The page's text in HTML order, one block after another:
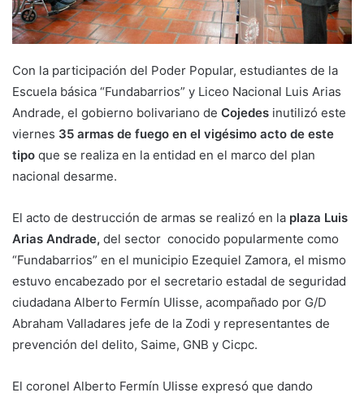
Con la participación del Poder Popular, estudiantes de la
Escuela básica “Fundabarrios” y Liceo Nacional Luis Arias
Andrade, el gobierno bolivariano de Cojedes inutilizó este
viernes 35 armas de fuego en el vigésimo acto de este
tipo que se realiza en la entidad en el marco del plan
nacional desarme.
El acto de destrucción de armas se realizó en la plaza Luis
Arias Andrade, del sector conocido popularmente como
“Fundabarrios” en el municipio Ezequiel Zamora, el mismo
estuvo encabezado por el secretario estadal de seguridad
ciudadana Alberto Fermín Ulisse, acompañado por G/D
Abraham Valladares jefe de la Zodi y representantes de
prevención del delito, Saime, GNB y Cicpc.
El coronel Alberto Fermín Ulisse expresó que dando